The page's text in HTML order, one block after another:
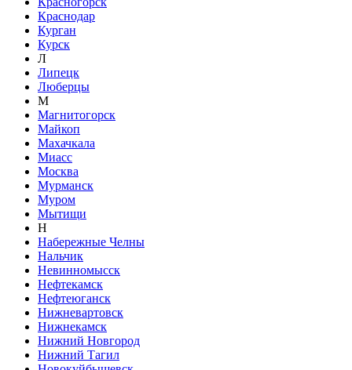
Краснодар
Курган
Курск
Л
Липецк
Люберцы
М
Магнитогорск
Майкоп
Махачкала
Миасс
Москва
Мурманск
Муром
Мытищи
Н
Набережные Челны
Нальчик
Невинномысск
Нефтекамск
Нефтеюганск
Нижневартовск
Нижнекамск
Нижний Новгород
Нижний Тагил